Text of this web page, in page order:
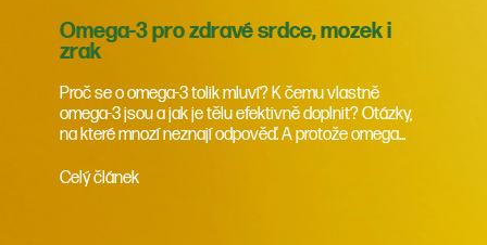
Omega-3 pro zdravé srdce, mozek i
zrak
Proč se o omega-3 tolik mluví? K čemu vlastně
omega-3 jsou a jak je tělu efektivně doplnit? Otázky,
na které mnozí neznají odpověď. A protože omega...
Celý článek